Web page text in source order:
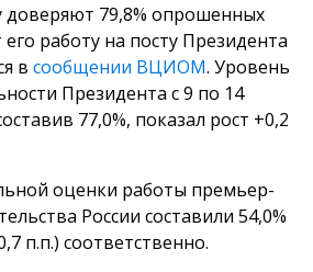
доверяют 79,8% опрошенных
работу на посту Президента
в сообщении ВЦИОМ. Уровень
Президента с 9 по 14
77,0%, показал рост +0,2
оценки работы премьер-
России составили 54,0%
п.п.) соответственно.